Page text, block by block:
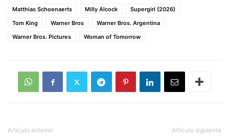
Matthias Schoenaerts
Milly Alcock
Supergirl (2026)
Tom King
Warner Bros
Warner Bros. Argentina
Warner Bros. Pictures
Woman of Tomorrow
Artículo anterior Artículo siguiente